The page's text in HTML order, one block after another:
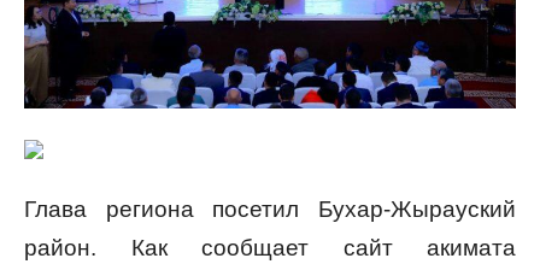
Глава региона посетил Бухар-Жырауский
район. Как сообщает сайт акимата